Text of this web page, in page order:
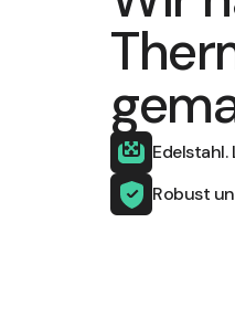
Edelstahl.
Robust